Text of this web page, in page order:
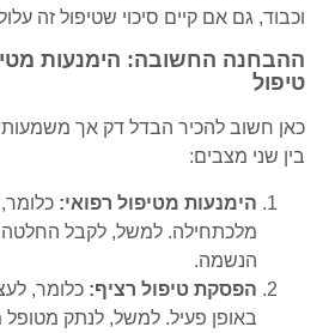
וכבוד, גם אם קיים סיכוי שטיפול זה
ההבחנה החשובה: הימנעות
טיפול
כאן חשוב להכיר הבדל דק אך
בין שני מצבים:
הימנעות מטיפול רפואי:
מלכתחילה. למשל, לקבל
הנשמה.
הפסקת טיפול רציף: כלומר,
באופן פעיל. למשל, לנתק